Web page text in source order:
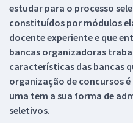
estudar para o processo
constituídos por módulos
docente experiente e que
bancas organizadoras
características das bancas
organização de concursos
uma tem a sua forma de
seletivos.